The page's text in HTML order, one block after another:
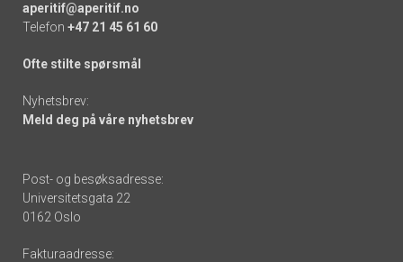
aperitif@aperitif.no
Telefon +47 21 45 61 60
Ofte stilte spørsmål
Nyhetsbrev:
Meld deg på våre nyhetsbrev
Post- og besøksadresse:
Universitetsgata 22
0162 Oslo
Fakturaadresse: